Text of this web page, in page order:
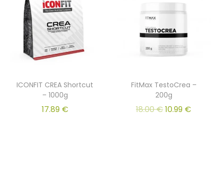
ICONFIT CREA Shortcut
– 1000g
17.89 €
FitMax TestoCrea –
200g
18.00€10.99 €